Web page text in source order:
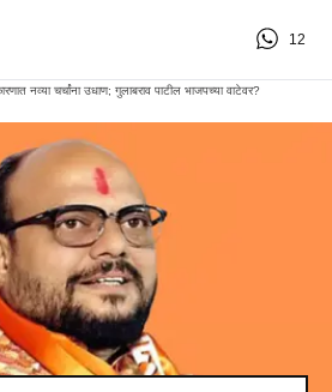
12
नव्या चर्चांना उधाण; गुलाबराव पाटील भाजपच्या वाटेवर?